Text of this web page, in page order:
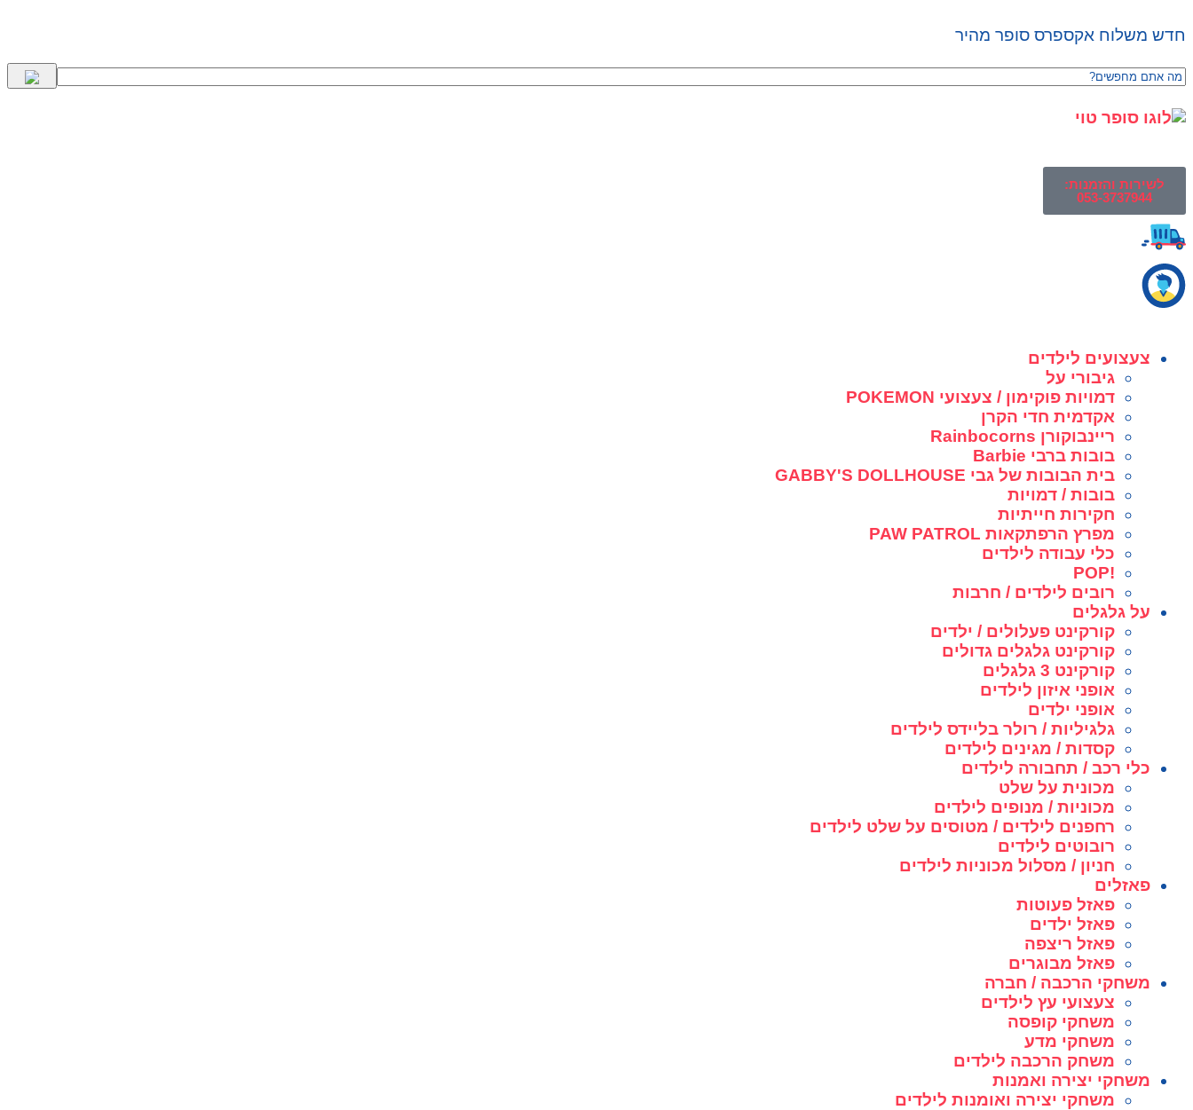
חדש משלוח אקספרס סופר מהיר
לשירות והזמנות:
053-3737944
צעצועים לילדים
גיבורי על
דמויות פוקימון / צעצועי POKEMON
אקדמית חדי הקרן
ריינבוקורן Rainbocorns
בובות ברבי Barbie
בית הבובות של גבי GABBY'S DOLLHOUSE
בובות / דמויות
חקירות חייתיות
מפרץ הרפתקאות PAW PATROL
כלי עבודה לילדים
!POP
רובים לילדים / חרבות
על גלגלים
קורקינט פעלולים / ילדים
קורקינט גלגלים גדולים
קורקינט 3 גלגלים
אופני איזון לילדים
אופני ילדים
גלגיליות / רולר בליידס לילדים
קסדות / מגינים לילדים
כלי רכב / תחבורה לילדים
מכונית על שלט
מכוניות / מנופים לילדים
רחפנים לילדים / מטוסים על שלט לילדים
רובוטים לילדים
חניון / מסלול מכוניות לילדים
פאזלים
פאזל פעוטות
פאזל ילדים
פאזל ריצפה
פאזל מבוגרים
משחקי הרכבה / חברה
צעצועי עץ לילדים
משחקי קופסה
משחקי מדע
משחק הרכבה לילדים
משחקי יצירה ואמנות
משחקי יצירה ואומנות לילדים